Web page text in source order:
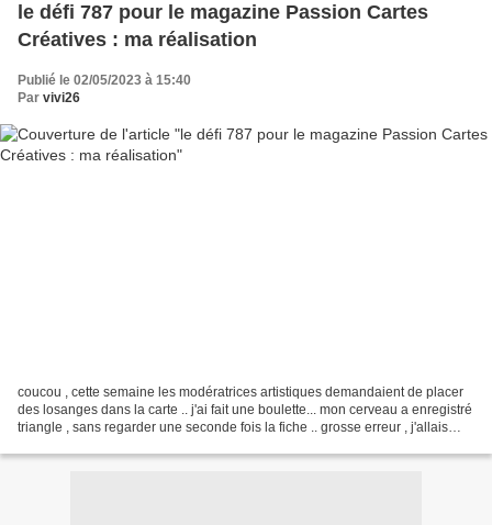
le défi 787 pour le magazine Passion Cartes
Créatives : ma réalisation
Publié le 02/05/2023 à 15:40
Par vivi26
coucou , cette semaine les modératrices artistiques demandaient de placer
des losanges dans la carte .. j'ai fait une boulette... mon cerveau a enregistré
triangle , sans regarder une seconde fois la fiche .. grosse erreur , j'allais